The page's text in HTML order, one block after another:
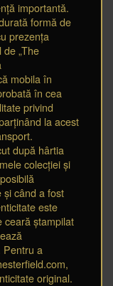
importantă.
formă de
prezența
„The
mobila în
în cea
privind
la acest
după hârtia
colecției și
și când a fost
este
ceară ștampilat
Pentru a
original.